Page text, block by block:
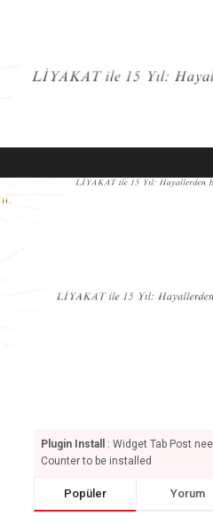
Plugin Install
: Widget Tab Post
Counter to be installed
Popüler Yorum